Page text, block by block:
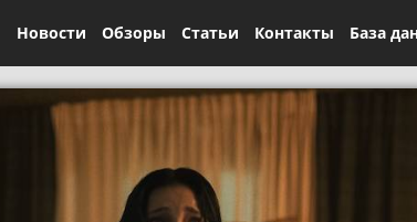
Новости Обзоры Статьи Контакты База